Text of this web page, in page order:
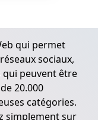
qui permet
sociaux,
qui peuvent être
20.000
catégories.
simplement sur